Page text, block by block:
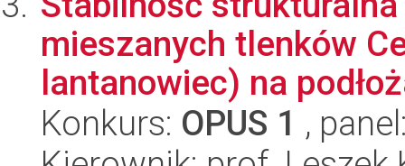
mieszanych tlenków
lantanowiec) na
Konkurs: OPUS 1 ,